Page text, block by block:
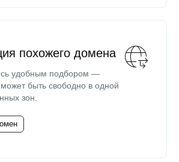
похожего домена
удобным подбором —
быть свободно в одной
зон.